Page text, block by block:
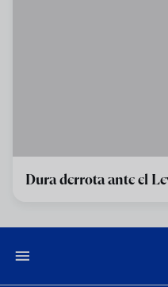
Dura derrota ante el